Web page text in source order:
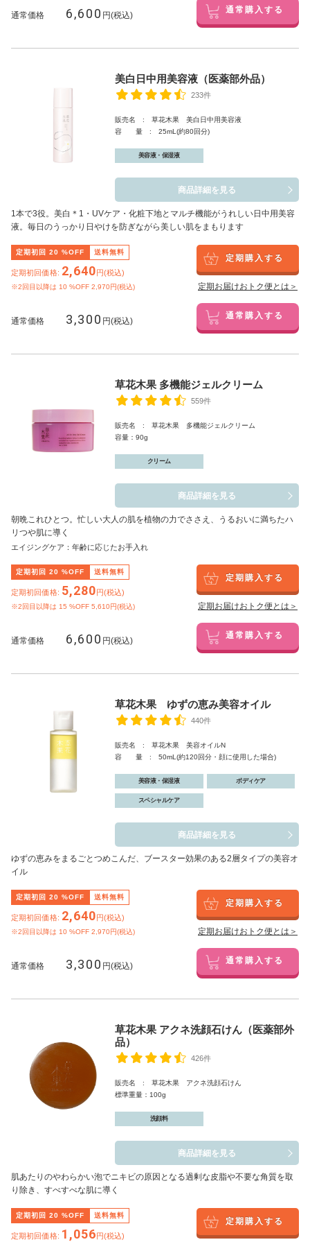
通常価格 6,600 円(税込) 通常購入する
美白日中用美容液（医薬部外品）
233件
販売名 : 草花木果 美白日中用美容液
容 量 : 25mL(約80回分)
美容液・保湿液
商品詳細を見る
1本で3役。美白 ＊1 ・UVケア・化粧下地とマルチ機能がうれしい日中用美容
液。毎日のうっかり日やけを防ぎながら美しい肌をまもります
定期初回 20 %OFF 送料無料
定期初回価格: 2,640円(税込)
※2回目以降は 10 %OFF 2,970円(税込)
定期購入する
定期お届けおトク便とは＞
通常価格 3,300 円(税込) 通常購入する
草花木果 多機能ジェルクリーム
559件
販売名 : 草花木果 多機能ジェルクリーム
容量：90g
クリーム
商品詳細を見る
朝晩これひとつ。忙しい大人の肌を植物の力でささえ、うるおいに満ちたハ
リつや肌に導く
エイジングケア：年齢に応じたお手入れ
定期初回 20 %OFF 送料無料
定期初回価格: 5,280円(税込)
※2回目以降は 15 %OFF 5,610円(税込)
定期購入する
定期お届けおトク便とは＞
通常価格 6,600 円(税込) 通常購入する
草花木果 ゆずの恵み美容オイル
440件
販売名 : 草花木果 美容オイルN
容 量 : 50mL(約120回分・顔に使用した場合)
美容液・保湿液 ボディケア
スペシャルケア
商品詳細を見る
ゆずの恵みをまるごとつめこんだ、ブースター効果のある2層タイプの美容オ
イル
定期初回 20 %OFF 送料無料
定期初回価格: 2,640円(税込)
※2回目以降は 10 %OFF 2,970円(税込)
定期購入する
定期お届けおトク便とは＞
通常価格 3,300 円(税込) 通常購入する
草花木果 アクネ洗顔石けん（医薬部外
品）
426件
販売名 : 草花木果 アクネ洗顔石けん
標準重量：100g
洗顔料
商品詳細を見る
肌あたりのやわらかい泡でニキビの原因となる過剰な皮脂や不要な角質を取
り除き、すべすべな肌に導く
定期初回 20 %OFF 送料無料
定期初回価格: 1,056円(税込)
定期購入する